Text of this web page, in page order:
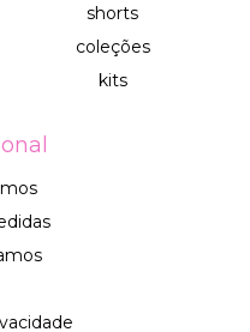
shorts
coleções
kits